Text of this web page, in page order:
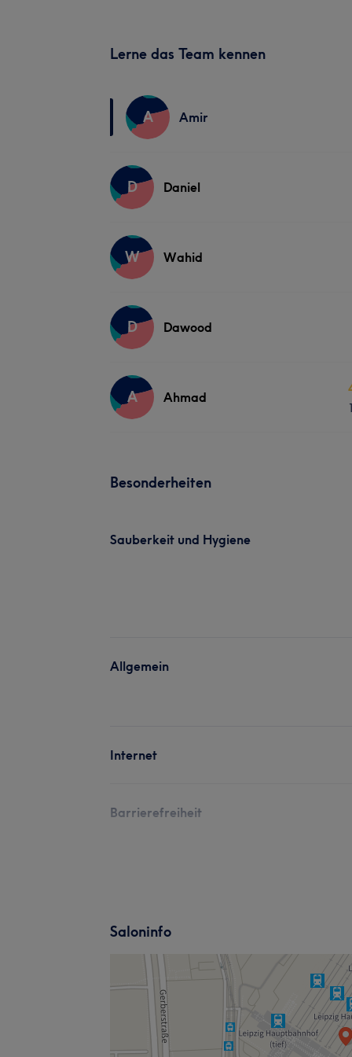
Lerne das Team kennen
A Amir
D Daniel
W Wahid
D Dawood
A Ahmad
Besonderheiten
Sauberkeit und Hygiene
Allgemein
Internet
Barrierefreiheit
Saloninfo